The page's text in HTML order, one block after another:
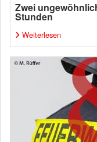
Zwei
Stunden
Weiterlesen